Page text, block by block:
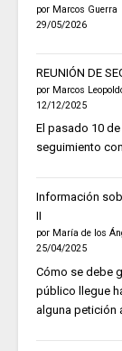
por Marcos Guerra
29/05/2026
REUNIÓN DE
por Marcos
12/12/2025
El pasado 10
seguimiento
Información
II
por María de los
25/04/2025
Cómo se debe
público llegue
alguna petición